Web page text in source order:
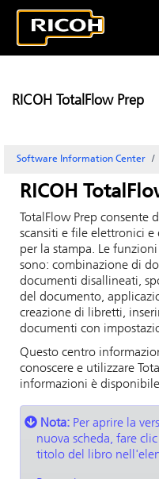
RICOH TotalFlow Prep
Software Information Center
RICOH
TotalFlow Prep
scansiti e file elettronici
per la stampa. Le
sono: combinazione di
documenti disallineati,
del documento,
creazione di libretti,
documenti con
Questo centro
conoscere e utilizzare
informazioni è
Nota: Per aprire la
nuova scheda, fare
titolo del libro